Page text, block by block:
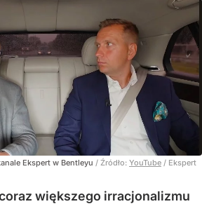
Ekspert w Bentleyu / Źródło: YouTube / Ekspert
większego irracjonalizmu